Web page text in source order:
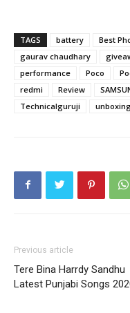
TAGS battery Best
gaurav chaudhary
performance
Poco
redmi
Review
Technicalguruji
Previous article
Tere Bina Harrdy Sandhu
Latest Punjabi Songs